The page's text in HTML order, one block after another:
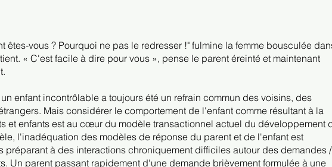
êtes-vous ? Pourquoi ne pas le redresser !" fulmine la femme bousculée
« C'est facile à dire pour vous », pense le parent éreinté et maintenant
enfant incontrôlable a toujours été un refrain commun des voisins, des
Mais considérer le comportement de l'enfant comme résultant à la
et enfants est au cœur du modèle transactionnel actuel du développement
l'inadéquation des modèles de réponse du parent et de l'enfant est
préparant à des interactions chroniquement difficiles autour des demandes /
Un parent passant rapidement d'une demande brièvement formulée à une